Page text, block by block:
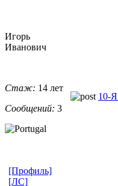
Игорь
Иванович
Стаж: 14 лет
Сообщений: 3
10-
[Профиль]
[ЛС]